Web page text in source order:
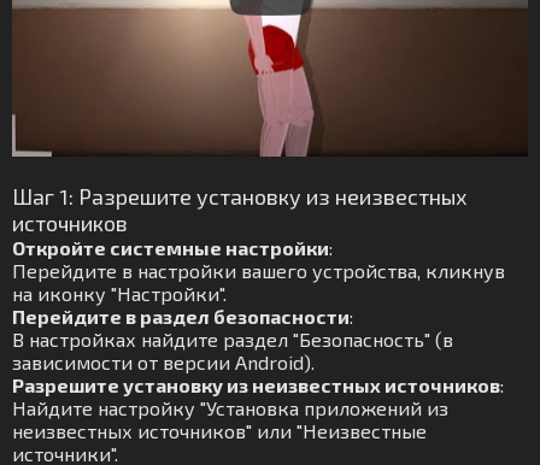
Шаг 1: Разрешите установку из неизвестных
источников
Откройте системные настройки:
Перейдите в настройки вашего устройства, кликнув
на иконку "Настройки".
Перейдите в раздел безопасности:
В настройках найдите раздел "Безопасность" (в
зависимости от версии Android).
Разрешите установку из неизвестных источников:
Найдите настройку "Установка приложений из
неизвестных источников" или "Неизвестные
источники".